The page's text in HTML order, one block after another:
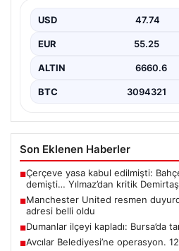
USD 47.74
EUR 55.25
ALTIN 6660.6
BTC 3094321
Son Eklenen Haberler
■Çerçeve yasa kabul edilmişti:
demişti… Yılmaz’dan kritik Demirtaş
■Manchester United resmen
adresi belli oldu
■Dumanlar ilçeyi kapladı: Bursa’da
■Avcılar Belediyesi’ne operasyon.